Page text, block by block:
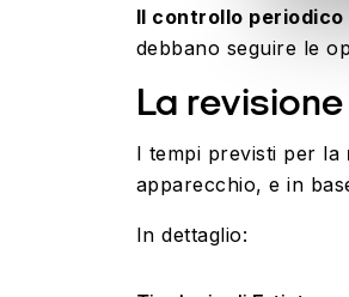
Il controllo
debbano seguire le
La revisione
I tempi previsti per la
apparecchio, e in
In dettaglio: